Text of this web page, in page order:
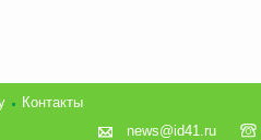
Контакты
news@id41.ru